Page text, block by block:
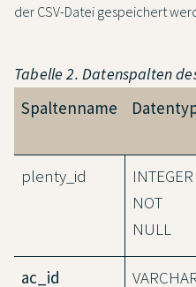
der CSV-Datei gespeichert
Tabelle 2. Datenspalten
Spaltenname
plenty_id
INTEGER
NOT
NULL
ac_id